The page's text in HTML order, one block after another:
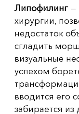
Липофилинг—
хирургии,
недостаток
сгладить
визуальные
успехом
вводится его
забирается из